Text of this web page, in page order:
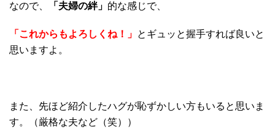
なので、 「夫婦の絆」 的な感じで、
「これからもよろしくね！」 とギュッと握手すれば良いと
思いますよ。
また、先ほど紹介したハグが恥ずかしい方もいると思いま
す。（厳格な夫など（笑））